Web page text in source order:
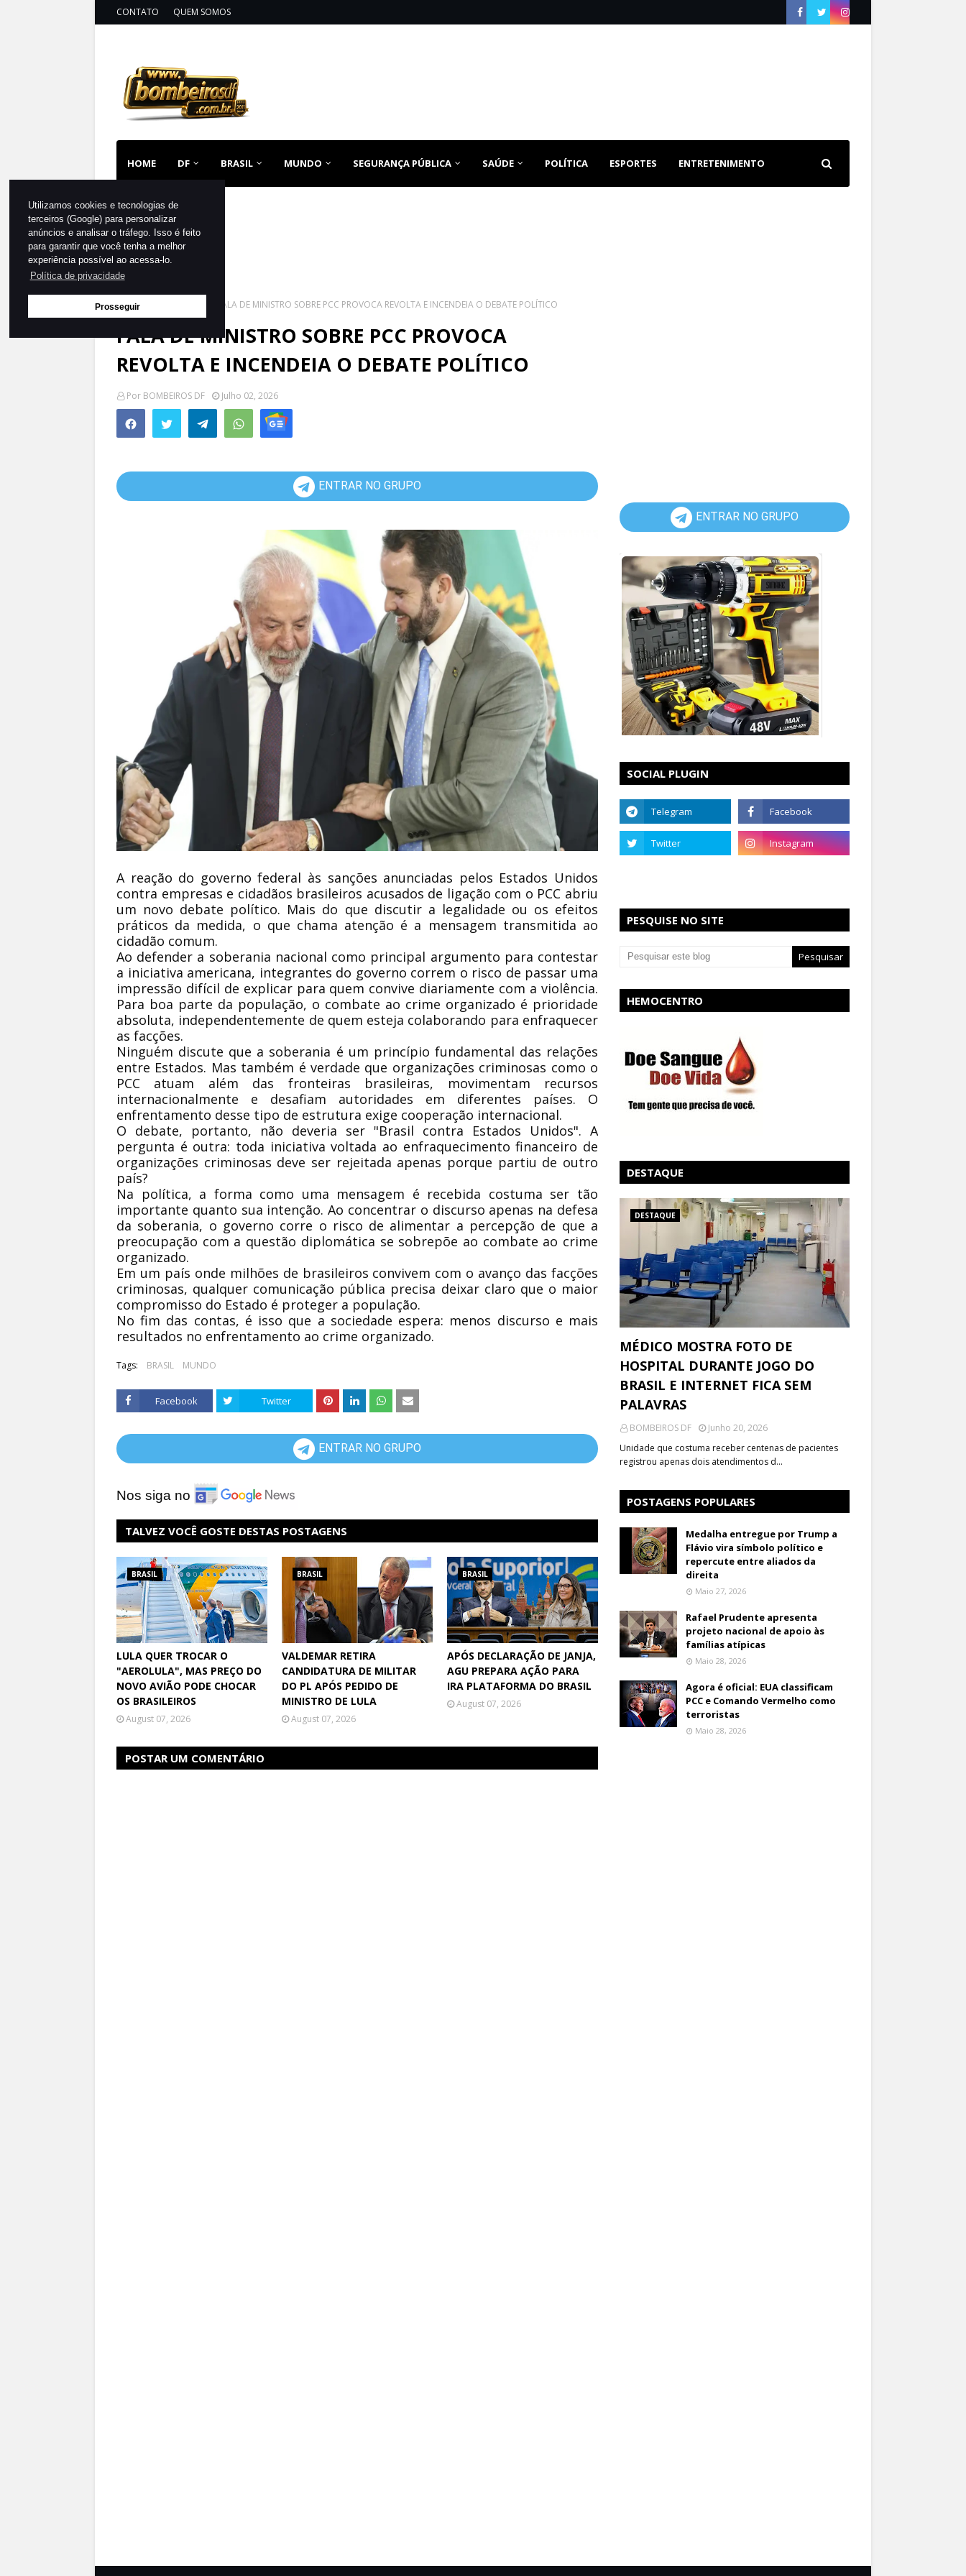
Utilizamos cookies e tecnologias de
terceiros (Google) para personalizar
anúncios e analisar o tráfego. Isso é feito
para garantir que você tenha a melhor
experiência possível ao acessa-lo.
Política de privacidade
Prosseguir
CONTATO QUEM SOMOS
HOME DF BRASIL MUNDO SEGURANÇA PÚBLICA SAÚDE POLÍTICA ESPORTES ENTRETENIMENTO
Página inicial FALA DE MINISTRO SOBRE PCC PROVOCA REVOLTA E INCENDEIA O DEBATE POLÍTICO
FALA DE MINISTRO SOBRE PCC PROVOCA
REVOLTA E INCENDEIA O DEBATE POLÍTICO
Por BOMBEIROS DF Julho 02, 2026
ENTRAR NO GRUPO
A reação do governo federal às sanções anunciadas pelos Estados Unidos
contra empresas e cidadãos brasileiros acusados de ligação com o PCC abriu
um novo debate político. Mais do que discutir a legalidade ou os efeitos
práticos da medida, o que chama atenção é a mensagem transmitida ao
cidadão comum.
Ao defender a soberania nacional como principal argumento para contestar
a iniciativa americana, integrantes do governo correm o risco de passar uma
impressão difícil de explicar para quem convive diariamente com a violência.
Para boa parte da população, o combate ao crime organizado é prioridade
absoluta, independentemente de quem esteja colaborando para enfraquecer
as facções.
Ninguém discute que a soberania é um princípio fundamental das relações
entre Estados. Mas também é verdade que organizações criminosas como o
PCC atuam além das fronteiras brasileiras, movimentam recursos
internacionalmente e desafiam autoridades em diferentes países. O
enfrentamento desse tipo de estrutura exige cooperação internacional.
O debate, portanto, não deveria ser "Brasil contra Estados Unidos". A
pergunta é outra: toda iniciativa voltada ao enfraquecimento financeiro de
organizações criminosas deve ser rejeitada apenas porque partiu de outro
país?
Na política, a forma como uma mensagem é recebida costuma ser tão
importante quanto sua intenção. Ao concentrar o discurso apenas na defesa
da soberania, o governo corre o risco de alimentar a percepção de que a
preocupação com a questão diplomática se sobrepõe ao combate ao crime
organizado.
Em um país onde milhões de brasileiros convivem com o avanço das facções
criminosas, qualquer comunicação pública precisa deixar claro que o maior
compromisso do Estado é proteger a população.
No fim das contas, é isso que a sociedade espera: menos discurso e mais
resultados no enfrentamento ao crime organizado.
Tags: BRASIL MUNDO
Facebook Twitter
ENTRAR NO GRUPO
Nos siga no
TALVEZ VOCÊ GOSTE DESTAS POSTAGENS
BRASIL
LULA QUER TROCAR O
"AEROLULA", MAS PREÇO DO
NOVO AVIÃO PODE CHOCAR
OS BRASILEIROS
August 07, 2026
BRASIL
VALDEMAR RETIRA
CANDIDATURA DE MILITAR
DO PL APÓS PEDIDO DE
MINISTRO DE LULA
August 07, 2026
BRASIL
APÓS DECLARAÇÃO DE JANJA,
AGU PREPARA AÇÃO PARA
IRA PLATAFORMA DO BRASIL
August 07, 2026
POSTAR UM COMENTÁRIO
ENTRAR NO GRUPO
SOCIAL PLUGIN
PESQUISE NO SITE
HEMOCENTRO
DESTAQUE
DESTAQUE
MÉDICO MOSTRA FOTO DE
HOSPITAL DURANTE JOGO DO
BRASIL E INTERNET FICA SEM
PALAVRAS
BOMBEIROS DF
Junho 20, 2026
Unidade que costuma receber centenas de pacientes
registrou apenas dois atendimentos d…
POSTAGENS POPULARES
Medalha entregue por Trump a
Flávio vira símbolo político e
repercute entre aliados da
direita
Maio 27, 2026
Rafael Prudente apresenta
projeto nacional de apoio às
famílias atípicas
Maio 28, 2026
Agora é oficial: EUA classificam
PCC e Comando Vermelho como
terroristas
Maio 28, 2026